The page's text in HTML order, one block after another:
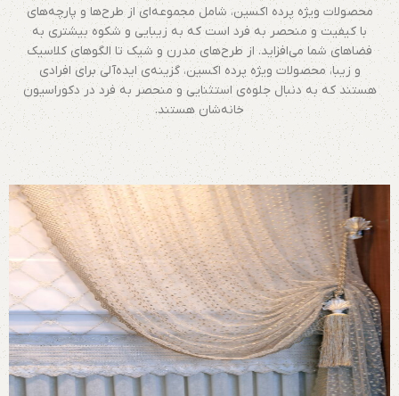
محصولات ویژه پرده اکسین، شامل مجموعه‌ای از طرح‌ها و پارچه‌های
با کیفیت و منحصر به فرد است که به زیبایی و شکوه بیشتری به
فضاهای شما می‌افزاید. از طرح‌های مدرن و شیک تا الگوهای کلاسیک
و زیبا، محصولات ویژه پرده اکسین، گزینه‌ی ایده‌آلی برای افرادی
هستند که به دنبال جلوه‌ی استثنایی و منحصر به فرد در دکوراسیون
خانه‌شان هستند.